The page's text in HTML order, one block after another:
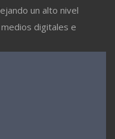
un alto nivel
digitales e